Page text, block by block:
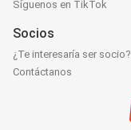
Síguenos en TikTok
Socios
¿Te interesaría ser socio?
Contáctanos